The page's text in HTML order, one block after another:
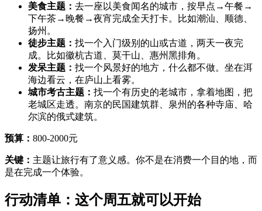
美食主题： 去一座以美食闻名的城市，按早点→午餐→
下午茶→晚餐→夜宵完成全天打卡。比如潮汕、顺德、
扬州。
徒步主题： 找一个入门级别的山或古道，两天一夜完
成。比如徽杭古道、莫干山、惠州黑排角。
发呆主题： 找一个风景好的地方，什么都不做。坐在洱
海边看云，在庐山上看雾。
城市考古主题： 找一个有历史的老城市，拿着地图，把
老城区走透。南京的民国建筑群、泉州的各种寺庙、哈
尔滨的俄式建筑。
预算： 800-2000元
关键： 主题让旅行有了意义感。你不是在消费一个目的地，而
是在完成一个体验。
行动清单：这个周五就可以开始